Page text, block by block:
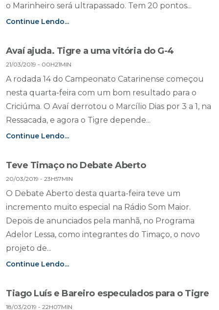
o Marinheiro será ultrapassado. Tem 20 pontos...
Continue Lendo...
Avaí ajuda. Tigre a uma vitória do G-4
21/03/2019 - 00H21MIN
A rodada 14 do Campeonato Catarinense começou
nesta quarta-feira com um bom resultado para o
Criciúma. O Avaí derrotou o Marcílio Dias por 3 a 1, na
Ressacada, e agora o Tigre depende...
Continue Lendo...
Teve Timaço no Debate Aberto
20/03/2019 - 23H57MIN
O Debate Aberto desta quarta-feira teve um
incremento muito especial na Rádio Som Maior.
Depois de anunciados pela manhã, no Programa
Adelor Lessa, como integrantes do Timaço, o novo
projeto de...
Continue Lendo...
Tiago Luís e Bareiro especulados para o Tigre
18/03/2019 - 22H07MIN